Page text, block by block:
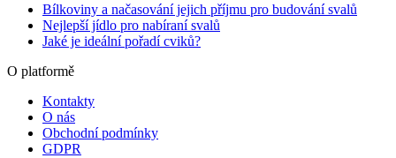
Bílkoviny a načasování jejich příjmu pro budování svalů
Nejlepší jídlo pro nabíraní svalů
Jaké je ideální pořadí cviků?
O platformě
Kontakty
O nás
Obchodní podmínky
GDPR